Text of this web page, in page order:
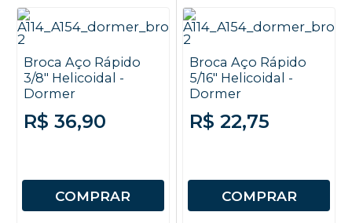
Broca Aço Rápido
3/8" Helicoidal -
Dormer
R$ 36,90
COMPRAR
Broca Aço Rápido
5/16" Helicoidal -
Dormer
R$ 22,75
COMPRAR